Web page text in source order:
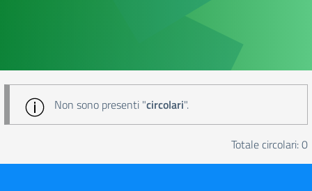
Non sono presenti "circolari".
Totale circolari: 0